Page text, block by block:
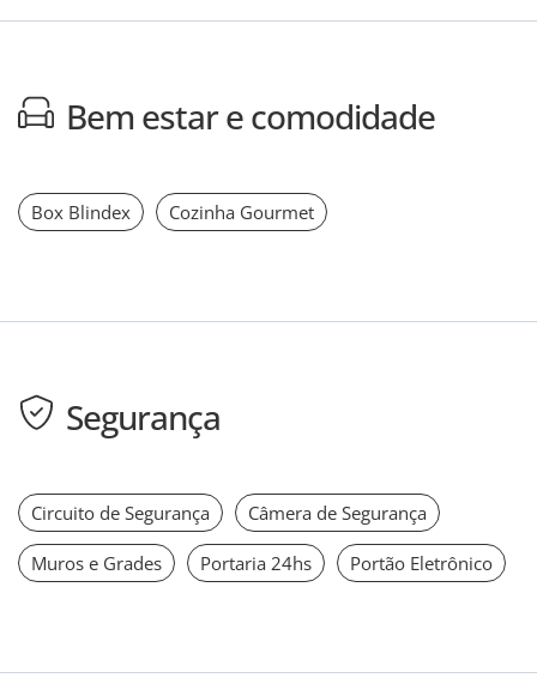
Bem estar e comodidade
Box Blindex Cozinha Gourmet
Segurança
Circuito de Segurança Câmera de Segurança
Muros e Grades Portaria 24hs Portão Eletrônico